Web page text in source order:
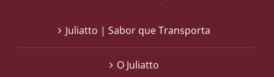
Juliatto | Sabor que Transporta
O Juliatto